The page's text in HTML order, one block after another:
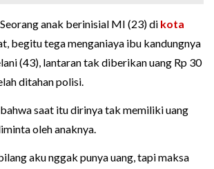
Seorang anak berinisial MI (23) di kota
begitu tega menganiaya ibu kandungnya
(43), lantaran tak diberikan uang Rp 30
ditahan polisi.
saat itu dirinya tak memiliki uang
oleh anaknya.
aku nggak punya uang, tapi maksa